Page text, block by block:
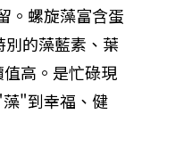
。螺旋藻富含蛋
別的藻藍素、葉
高。是忙碌現
"到幸福、健